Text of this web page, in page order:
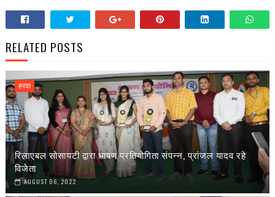
RELATED POSTS
हरदा
रिलाएबल सोसायटी द्वारा भाषण प्रतियोगिता संपन्न, प्रांजल यादव रहे
विजेता
AUGUST 06, 2022